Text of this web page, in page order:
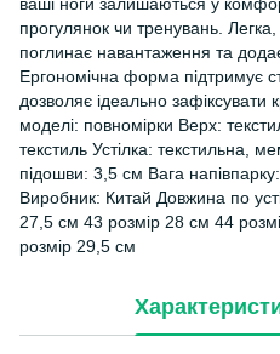
прогулянок чи тренувань.
поглинає навантаження та
Ергономічна форма підтримує
дозволяє ідеально зафіксувати
моделі: повномірки Верх:
текстиль Устілка: текстильна,
підошви: 3,5 см Вага напівпарку:
Виробник: Китай Довжина по
27,5 см 43 розмір 28 см 44
розмір 29,5 см